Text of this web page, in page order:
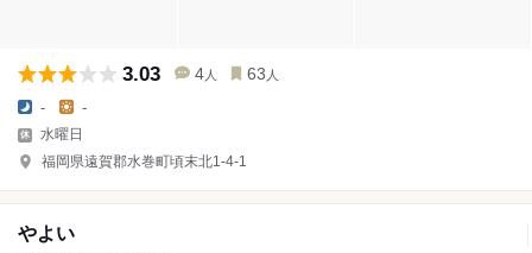
3.03 4 人 63 人
- -
水曜日
福岡県遠賀郡水巻町頃末北1-4-1
やよい